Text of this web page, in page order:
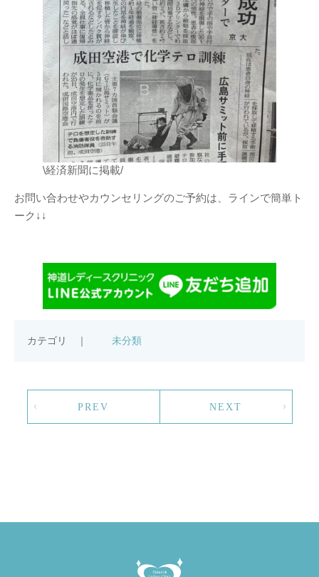
\経済新聞に掲載/
お問い合わせやカウンセリングのご予約は、ラインで簡単ト
ーク↓↓
カテゴリ ｜ 未分類
PREV NEXT